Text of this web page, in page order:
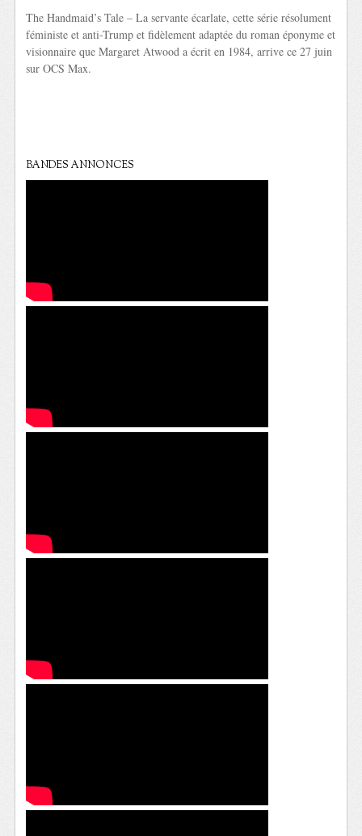
The Handmaid’s Tale – La servante écarlate, cette série résolument
féministe et anti-Trump et fidèlement adaptée du roman éponyme et
visionnaire que Margaret Atwood a écrit en 1984, arrive ce 27 juin
sur OCS Max.
BANDES ANNONCES